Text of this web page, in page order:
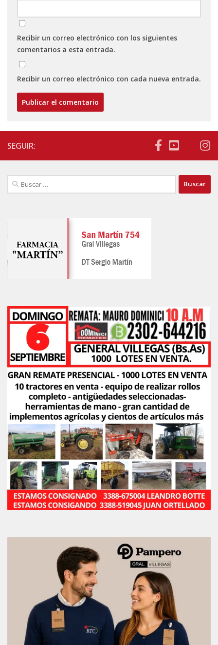
Recibir un correo electrónico con los siguientes
comentarios a esta entrada.
Recibir un correo electrónico con cada nueva entrada.
SEGUIR:
Buscar: